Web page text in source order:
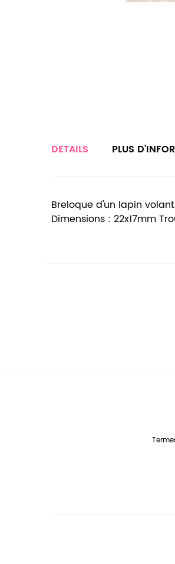
DETAILS
Breloque d'un lapin
Dimensions : 22x17mm
PLUS